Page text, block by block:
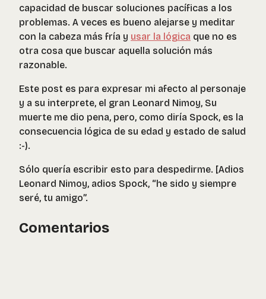
capacidad de buscar soluciones pacíficas a los
problemas. A veces es bueno alejarse y meditar
con la cabeza más fría y usar la lógica que no es
otra cosa que buscar aquella solución más
razonable.
Este post es para expresar mi afecto al personaje
y a su interprete, el gran Leonard Nimoy, Su
muerte me dio pena, pero, como diría Spock, es la
consecuencia lógica de su edad y estado de salud
:-).
Sólo quería escribir esto para despedirme. [Adios
Leonard Nimoy, adios Spock, “he sido y siempre
seré, tu amigo”.
Comentarios